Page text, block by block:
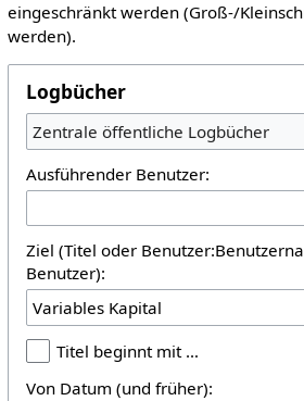
eingeschränkt werden (Groß-/
werden).
Logbücher
Zentrale öffentliche Logbücher
Ausführender Benutzer:
Ziel (Titel oder
Benutzer):
Titel beginnt mit …
Von Datum (und früher):